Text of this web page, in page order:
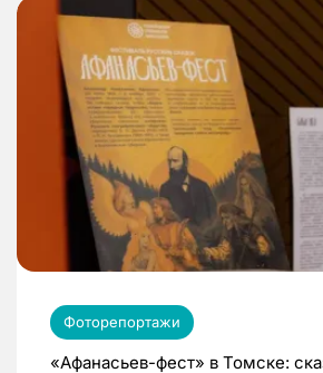
Фоторепортажи
«Афанасьев-фест» в Томске: